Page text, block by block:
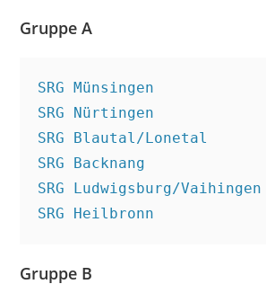
Gruppe A
SRG Münsingen
SRG Nürtingen
SRG Blautal/Lonetal
SRG Backnang
SRG Ludwigsburg/Vaihingen
SRG Heilbronn
Gruppe B